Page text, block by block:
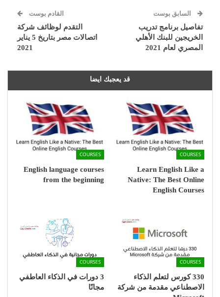
السابق بوست
تفاصيل برنامج تدريب
الخريجين للبنك الأهلي
المصري لعام 2021
القادم بوست
التقدم لوظائف شركة
اتصالات مصر بتاريخ 5 يناير
2021
قد يعجبك ايضا
COURSES
Learn English Like a
Native: The Best Online
English Courses
COURSES
English language courses
from the beginning
COURSES
330 كورس لتعلم الذكاء
الاصطناعي مقدمة من شركة
COURSES
3 دورات في الذكاء العاطفي
مجانًا